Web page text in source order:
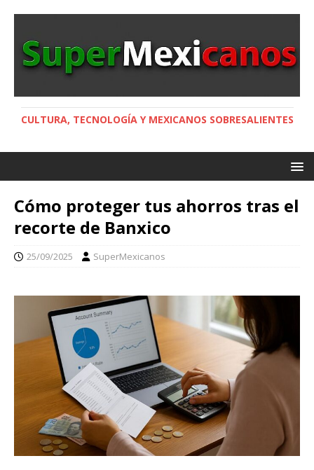
CULTURA, TECNOLOGÍA Y MEXICANOS SOBRESALIENTES
Cómo proteger tus ahorros tras el
recorte de Banxico
25/09/2025 SuperMexicanos